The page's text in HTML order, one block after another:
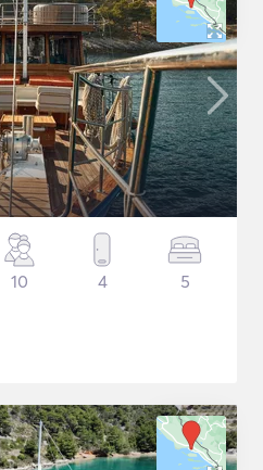
10 4 5